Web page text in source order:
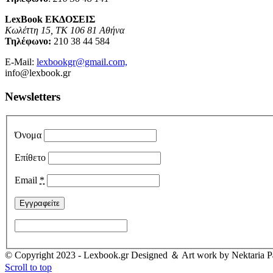
LexBook ΕΚΔΟΣΕΙΣ
Κωλέττη 15, ΤΚ 106 81 Αθήνα
Τηλέφωνο: 210 38 44 584
E-Mail: lexbookgr@gmail.com,
info@lexbook.gr
Newsletters
Όνομα
Επίθετο
Email *
© Copyright 2023 - Lexbook.gr Designed ＆ Art work by Nektaria
Scroll to top